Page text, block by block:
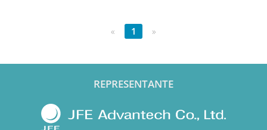
« 1 »
REPRESENTANTE